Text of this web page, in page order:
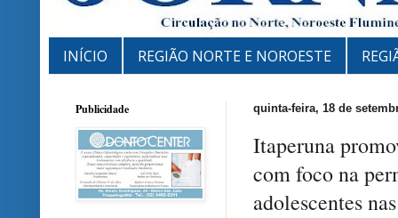
INÍCIO REGIÃO NORTE E NOROESTE
quinta-feira, 18 de
Itaperuna
com foco na
adolescentes
Publicidade